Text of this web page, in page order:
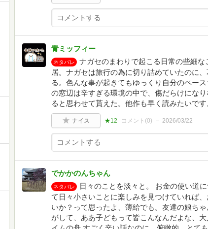
青ミッフィー
ネタバレ
ナガセのまわりで起こる日常の些細
居。ナガセは旅行の為に切り詰めていたのに
る。色んな事が起きてもゆっくり自分のペー
の窓辺は辛すぎる環境の中で、傷だらけにな
ると思わせて貰えた。他作も早く読みたいです
ナイス ★12 コメント(0) 2026/03/22
でかかのんちゃん
ネタバレ
日々のことを淡々と。 お金の使い道
て日々小さいことに楽しみを見つけていれば
いか？って思ったよ、薄給でも。友達の娘ち
がして、ああ子どもって皆こんなんだよな、